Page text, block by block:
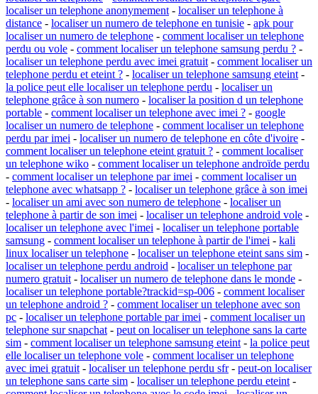
localiser un telephone anonymement - localiser un telephone à
distance - localiser un numero de telephone en tunisie - apk pour
localiser un numero de telephone - comment localiser un telephone
perdu ou vole - comment localiser un telephone samsung perdu ? -
localiser un telephone perdu avec imei gratuit - comment localiser un
telephone perdu et eteint ? - localiser un telephone samsung eteint -
la police peut elle localiser un telephone perdu - localiser un
telephone grâce à son numero - localiser la position d un telephone
portable - comment localiser un telephone avec imei ? - google
localiser un numero de telephone - comment localiser un telephone
perdu par imei - localiser un numero de telephone en côte d'ivoire -
comment localiser un telephone eteint gratuit ? - comment localiser
un telephone wiko - comment localiser un telephone androïde perdu
- comment localiser un telephone par imei - comment localiser un
telephone avec whatsapp ? - localiser un telephone grâce à son imei
- localiser un ami avec son numero de telephone - localiser un
telephone à partir de son imei - localiser un telephone android vole -
localiser un telephone avec l'imei - localiser un telephone portable
samsung - comment localiser un telephone à partir de l'imei - kali
linux localiser un telephone - localiser un telephone eteint sans sim -
localiser un telephone perdu android - localiser un telephone par
numero gratuit - localiser un numero de telephone dans le monde -
localiser un telephone portable?trackid=sp-006 - comment localiser
un telephone android ? - comment localiser un telephone avec son
pc - localiser un telephone portable par imei - comment localiser un
telephone sur snapchat - peut on localiser un telephone sans la carte
sim - comment localiser un telephone samsung eteint - la police peut
elle localiser un telephone vole - comment localiser un telephone
avec imei gratuit - localiser un telephone perdu sfr- peut-on localiser
un telephone sans carte sim - localiser un telephone perdu eteint -